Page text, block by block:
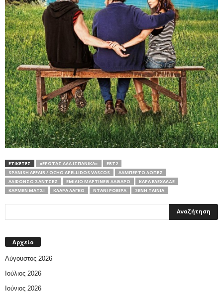
ΕΤΙΚΕΤΕΣ «ΈΡΩΤΑΣ ΑΛΆ ΙΣΠΑΝΙΚΆ»
ERT2
SPANISH AFFAIR / OCHO APELLIDOS VASCOS
ΑΛΜΠΈΡΤΟ ΛΌΠΕΖ
ΑΛΦΌΝΣΟ ΣΆΝΤΣΕΖ
ΕΜΊΛΙΟ ΜΑΡΤΊΝΕΘ ΛΆΘΑΡΟ
ΚΆΡΑ ΕΛΕΧΆΛΔΕ
ΚΆΡΜΕΝ ΜΆΤΣΙ
ΚΛΆΡΑ ΛΆΓΚΟ ΝΤΆΝΙ ΡΟΒΊΡΑ ΞΕΝΗ ΤΑΙΝΙΑ
Αρχείο
Αύγουστος 2026
Ιούλιος 2026
Ιούνιος 2026